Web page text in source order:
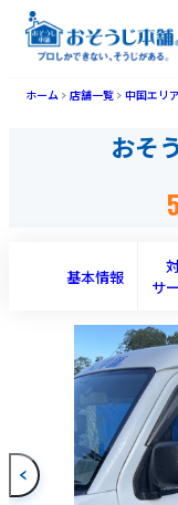
ホーム 店舗一覧 中国エリア
おそ
5
基本情報
サ